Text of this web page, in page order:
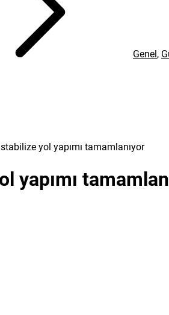
Genel,
yol yapımı tamamlanıyor
yapımı